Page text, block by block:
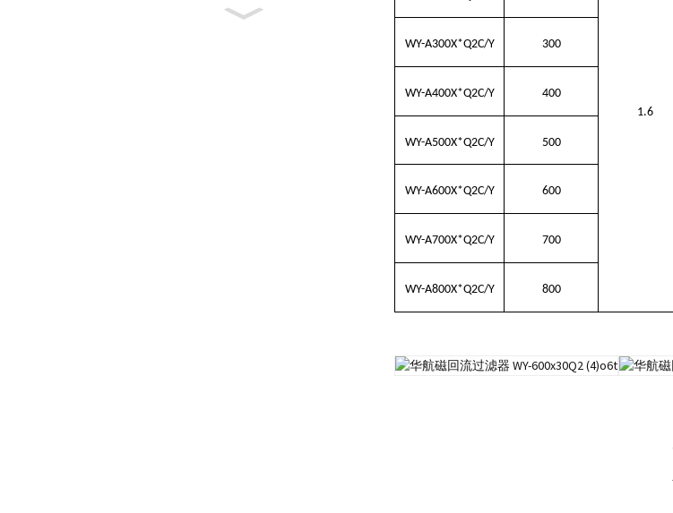
1.6
WY-A300X*Q2C/Y 300
WY-A400X*Q2C/Y 400
WY-A500X*Q2C/Y 500
WY-A600X*Q2C/Y 600
WY-A700X*Q2C/Y 700
WY-A800X*Q2C/Y 800